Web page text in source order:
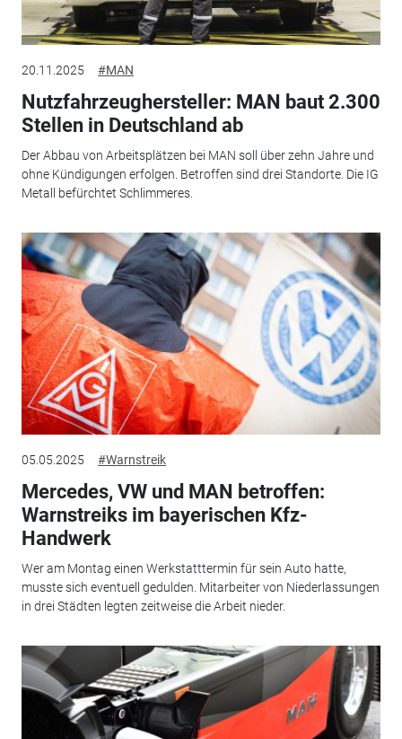
20.11.2025 #MAN
Nutzfahrzeughersteller: MAN baut 2.300
Stellen in Deutschland ab
Der Abbau von Arbeitsplätzen bei MAN soll über zehn Jahre und
ohne Kündigungen erfolgen. Betroffen sind drei Standorte. Die IG
Metall befürchtet Schlimmeres.
05.05.2025 #Warnstreik
Mercedes, VW und MAN betroffen:
Warnstreiks im bayerischen Kfz-
Handwerk
Wer am Montag einen Werkstatttermin für sein Auto hatte,
musste sich eventuell gedulden. Mitarbeiter von Niederlassungen
in drei Städten legten zeitweise die Arbeit nieder.